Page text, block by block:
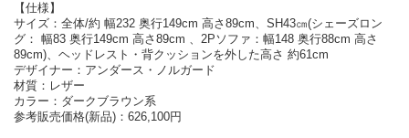
【仕様】
サイズ：全体/約 幅232 奥行149cm 高さ89cm、SH43㎝(シェーズロン
グ： 幅83 奥行149cm 高さ89cm 、2Pソファ：幅148 奥行88cm 高さ
89cm)、ヘッドレスト・背クッションを外した高さ 約61cm
デザイナー：アンダース・ノルガード
材質：レザー
カラー：ダークブラウン系
参考販売価格(新品)：626,100円